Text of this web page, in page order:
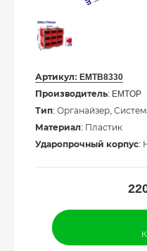
Артикул: EMTB8330
Производитель: EMTOP
Тип: Органайзер,
Материал: Пластик
Ударопрочный корпус: